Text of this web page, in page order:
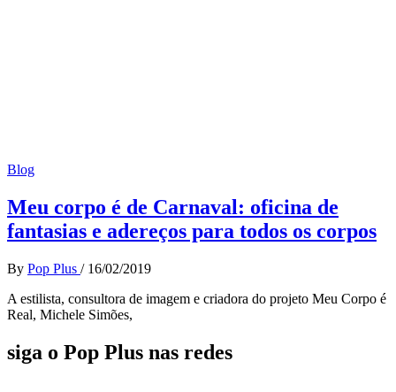
Blog
Meu corpo é de Carnaval: oficina de
fantasias e adereços para todos os corpos
By Pop Plus / 16/02/2019
A estilista, consultora de imagem e criadora do projeto Meu Corpo é
Real, Michele Simões,
siga o Pop Plus nas redes